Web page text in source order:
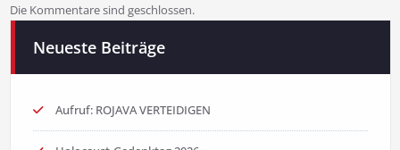
Die Kommentare sind geschlossen.
Neueste Beiträge
Aufruf: ROJAVA VERTEIDIGEN